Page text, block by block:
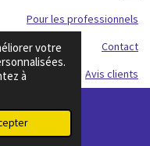
votre
à
Pour les professionnels
Contact
Avis clients